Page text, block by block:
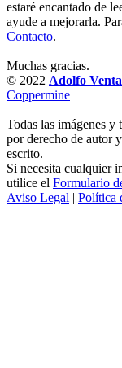
estaré encantado de
ayude a mejorarla.
Contacto.
Muchas gracias.
© 2022 Adolfo
Coppermine
Todas las imágenes y
por derecho de autor
escrito.
Si necesita cualquier
utilice el Formulario
Aviso Legal | Política